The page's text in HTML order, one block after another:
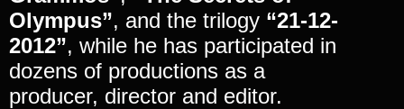
Olympus”, and the trilogy “21-12-
2012”, while he has participated in
dozens of productions as a
producer, director and editor.